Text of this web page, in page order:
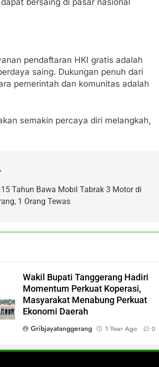
bersaing di pasar nasional
pendaftaran HKI gratis adalah
saing. Dukungan penuh dari
pemerintah dan komunitas adalah
semakin percaya diri melangkah,
15 Tahun Bawa Mobil Tabrak 3 Motor di
1 Orang Tewas
Wakil Bupati Tanggerang Hadiri
Momentum Perkuat Koperasi,
Masyarakat Menabung Perkuat
Ekonomi Daerah
Gribjayatanggerang
1 Year Ago 0